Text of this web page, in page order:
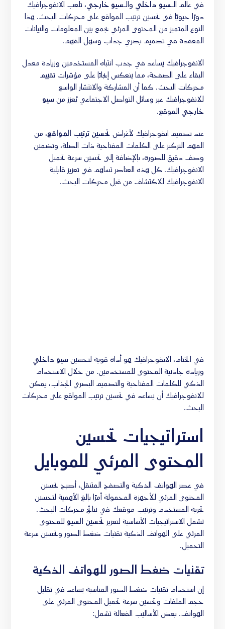
في عالم الـسيو داخلي والـسيو خارجي ، تلعب الانفوجرافيك
دورًا حيويًا في تحسين ترتيب المواقع على محركات البحث. هذا
النوع المتميز من المحتوى المرئي يجمع بين المعلومات والبيانات
المعقدة في تصميم بصري جذاب وسهل الفهم.
الانفوجرافيك يساعد في جذب انتباه المستخدمين وزيادة معدل
البقاء على الصفحة، مما ينعكس إيجابًا على مؤشرات تقييم
محركات البحث. كما أن المشاركة والانتشار الواسع
للانفوجرافيك عبر وسائل التواصل الاجتماعي يُعزز منسيو
خارجي الموقع.
عند تصميم انفوجرافيك لأغراض تحسين ترتيب المواقع، من
المهم التركيز على الكلمات المفتاحية ذات الصلة، وتضمين
وصف دقيق للصورة، بالإضافة إلى تحسين سرعة تحميل
الانفوجرافيك. كل هذه العناصر تساهم في تعزيز قابلية
الانفوجرافيك للاكتشاف من قبل محركات البحث.
في الختام، الانفوجرافيك هو أداة قوية لتحسينسيو داخلي
وزيادة جاذبية المحتوى للمستخدمين. من خلال الاستخدام
الذكي للكلمات المفتاحية والتصميم البصري الجذاب، يمكن
للانفوجرافيك أن يساعد في تحسين ترتيب المواقع على محركات
البحث.
استراتيجيات تحسين
المحتوى المرئي للموبايل
في عصر الهواتف الذكية والتصفح المتنقل، أصبح تحسين
المحتوى المرئي للأجهزة المحمولة أمرًا بالغ الأهمية لتحسين
تجربة المستخدم وترتيب موقعك في نتائج محركات البحث.
تشمل الاستراتيجيات الأساسية لتعزيز تحسين السيو للمحتوى
المرئي على الهواتف الذكية تقنيات ضغط الصور وتحسين سرعة
التحميل.
تقنيات ضغط الصور للهواتف الذكية
إن استخدام تقنيات ضغط الصور المناسبة يساعد في تقليل
حجم الملفات وتحسين سرعة تحميل المحتوى المرئي على
الهواتف. بعض الأساليب الفعالة تشمل: